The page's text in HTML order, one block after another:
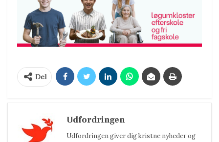
Del
Udfordringen
Udfordringen giver dig kristne nyheder og